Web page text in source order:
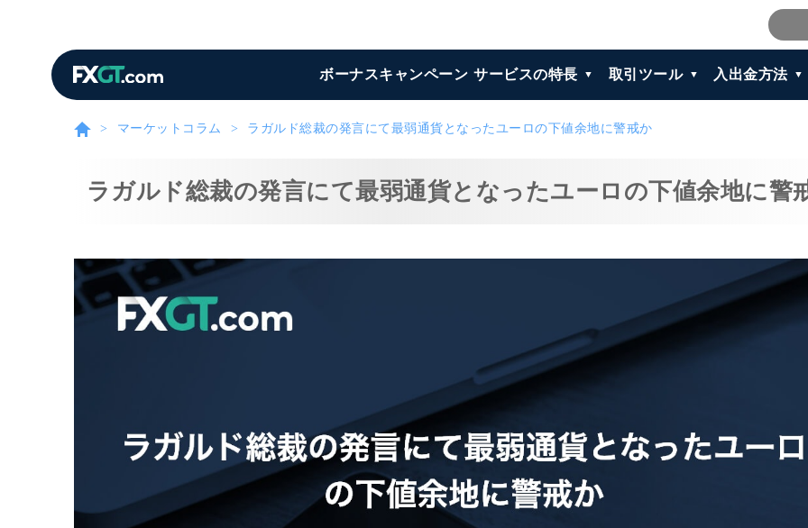
ボーナスキャンペーン サービスの特長 取引ツール 入出金方法
マーケットコラム ラガルド総裁の発言にて最弱通貨となったユーロの下値余地に警戒か
ラガルド総裁の発言にて最弱通貨となったユーロの下値余地に警